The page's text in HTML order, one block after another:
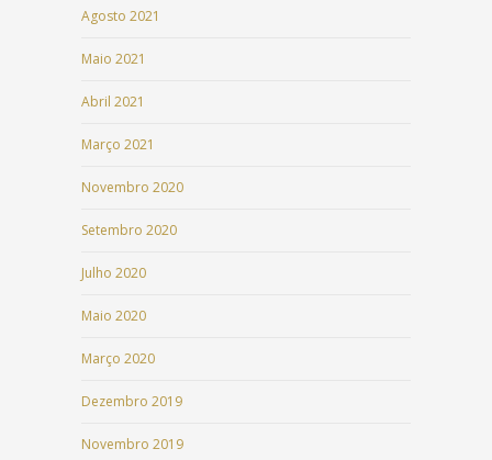
Agosto 2021
Maio 2021
Abril 2021
Março 2021
Novembro 2020
Setembro 2020
Julho 2020
Maio 2020
Março 2020
Dezembro 2019
Novembro 2019